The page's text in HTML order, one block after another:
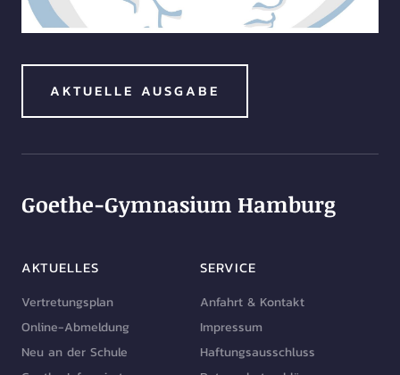
AKTUELLE AUSGABE
Goethe-Gymnasium Hamburg
AKTUELLES
Vertretungsplan
Online-Abmeldung
Neu an der Schule
SERVICE
Anfahrt & Kontakt
Impressum
Haftungsausschluss